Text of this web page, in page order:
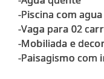
-Piscina com
-Vaga para 02
-Mobiliada e
-Paisagismo com